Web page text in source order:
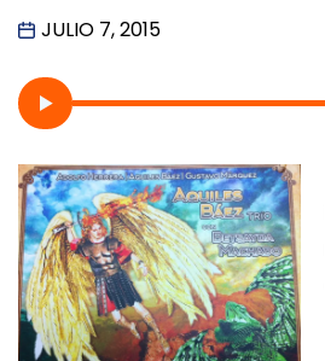
JULIO 7, 2015